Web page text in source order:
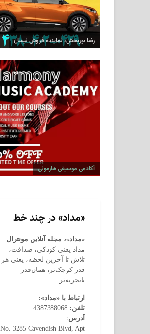
رضا نوربخش، نماینده فروش نیسان
آکادمی موسیقی هارمونی
«مداد» در چند خط
«مداد»، مجله آنلاین مونترال
مداد یعنی کودکی، صداقت،
تلاش تا آخرین لحظه، یعنی هر
قدر کوچک‌تر، همان‌قدر
باتجربه‌تر
ارتباط با «مداد»:
تلفن:
آدرس:
No. 3285 Cavendish Blvd, Apt